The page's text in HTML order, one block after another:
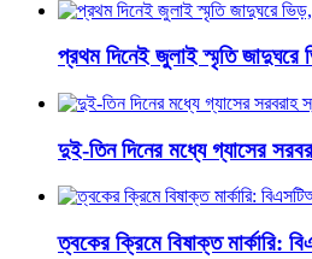
প্রথম দিনেই জুলাই স্মৃতি জাদুঘরে
দুই-তিন দিনের মধ্যে গ্যাসের
ত্বকের ক্রিমে বিষাক্ত মার্কারি: